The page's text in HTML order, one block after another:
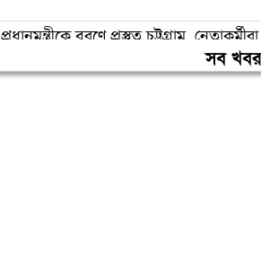
প্রধানমন্ত্রীকে বরণে প্রস্তুত চট্টগ্রাম, নেতাকর্মীরা
সব